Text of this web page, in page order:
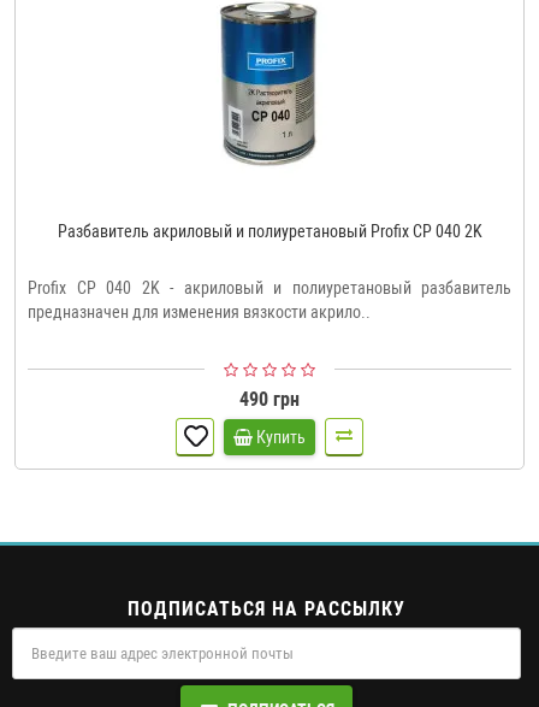
Разбавитель акриловый и полиуретановый Profix CP 040 2K
Profix CP 040 2K - акриловый и полиуретановый разбавитель
предназначен для изменения вязкости акрило..
490 грн
Купить
ПОДПИСАТЬСЯ НА РАССЫЛКУ